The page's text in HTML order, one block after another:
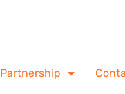
Partnership